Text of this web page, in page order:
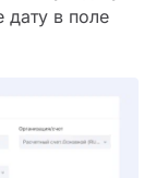
дату в поле